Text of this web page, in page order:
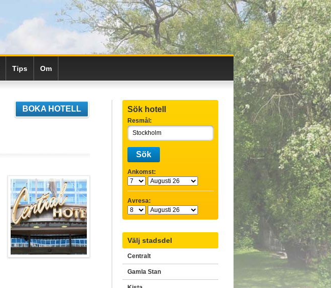
Tips Om
BOKA HOTELL Sök hotell
Resmål:
Sök
Ankomst:
Avresa:
Välj stadsdel
Centralt
Gamla Stan